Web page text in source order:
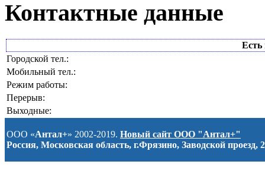
Контактные данные
Есть
Городской тел.:
Мобильный тел.:
Режим работы:
Перерыв:
Выходные:
ООО «Антал+» 2002-2019. Новый сайт ООО "Антал+"
Россия, Московская область, г.Фрязино, Заводской проезд, 2